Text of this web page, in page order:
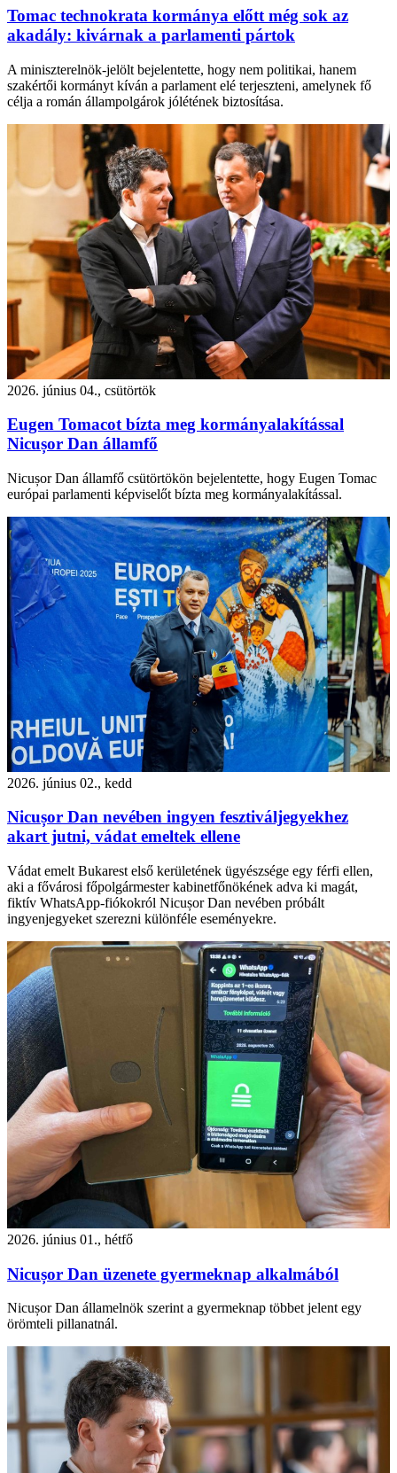
Tomac technokrata kormánya előtt még sok az
akadály: kivárnak a parlamenti pártok
A miniszterelnök-jelölt bejelentette, hogy nem politikai, hanem
szakértői kormányt kíván a parlament elé terjeszteni, amelynek fő
célja a román állampolgárok jólétének biztosítása.
2026. június 04., csütörtök
Eugen Tomacot bízta meg kormányalakítással
Nicușor Dan államfő
Nicușor Dan államfő csütörtökön bejelentette, hogy Eugen Tomac
európai parlamenti képviselőt bízta meg kormányalakítással.
2026. június 02., kedd
Nicușor Dan nevében ingyen fesztiváljegyekhez
akart jutni, vádat emeltek ellene
Vádat emelt Bukarest első kerületének ügyészsége egy férfi ellen,
aki a fővárosi főpolgármester kabinetfőnökének adva ki magát,
fiktív WhatsApp-fiókokról Nicușor Dan nevében próbált
ingyenjegyeket szerezni különféle eseményekre.
2026. június 01., hétfő
Nicușor Dan üzenete gyermeknap alkalmából
Nicușor Dan államelnök szerint a gyermeknap többet jelent egy
örömteli pillanatnál.